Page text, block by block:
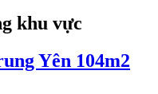
khu vực
Yên 104m2